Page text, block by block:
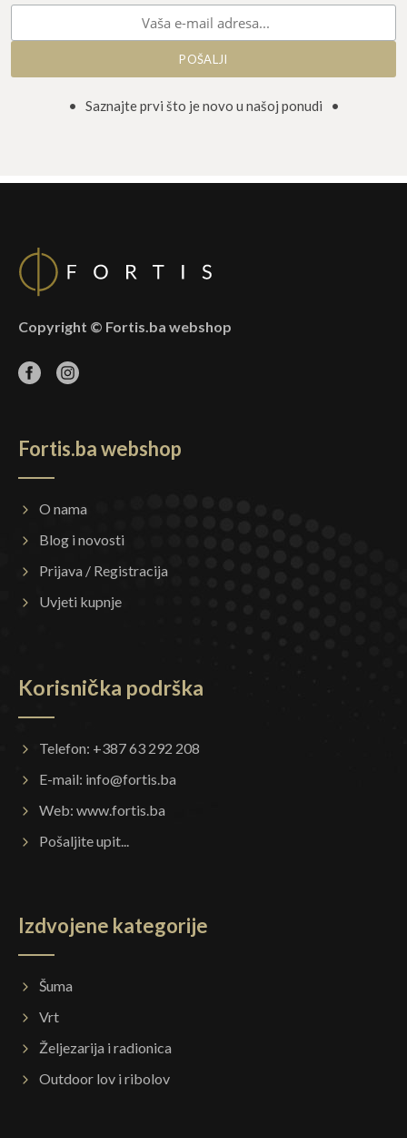
• Saznajte prvi što je novo u našoj ponudi •
Copyright © Fortis.ba webshop
Fortis.ba webshop
O nama
Blog i novosti
Prijava / Registracija
Uvjeti kupnje
Korisnička podrška
Telefon: +387 63 292 208
E-mail: info@fortis.ba
Web: www.fortis.ba
Pošaljite upit...
Izdvojene kategorije
Šuma
Vrt
Željezarija i radionica
Outdoor lov i ribolov